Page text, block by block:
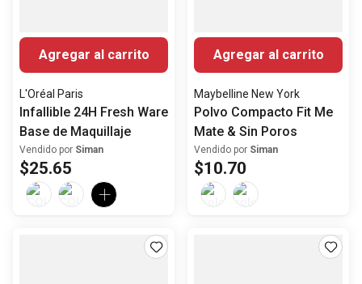
Agregar al carrito
L'Oréal Paris
Infallible 24H Fresh Ware
Base de Maquillaje
Vendido por Siman
$25.65
Agregar al carrito
Maybelline New York
Polvo Compacto Fit Me
Mate & Sin Poros
Vendido por Siman
$10.70